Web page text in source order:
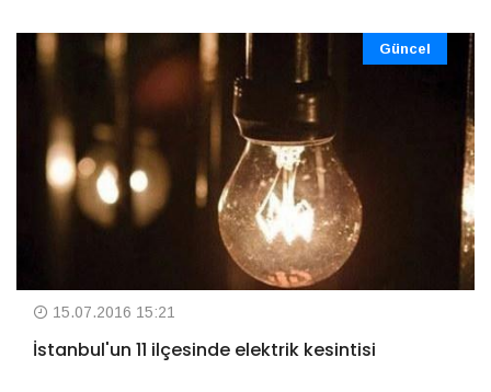
Güncel
15.07.2016 15:21
İstanbul'un 11 ilçesinde elektrik kesintisi